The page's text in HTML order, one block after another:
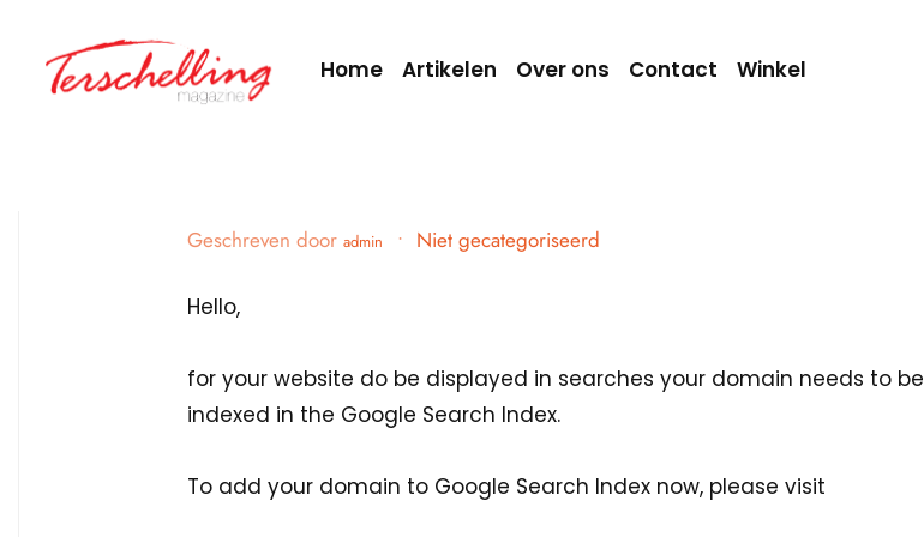
Home Artikelen Over ons Contact Winkel
Geschreven door admin • Niet gecategoriseerd
Hello,
for your website do be displayed in searches your domain needs to be
indexed in the Google Search Index.
To add your domain to Google Search Index now, please visit